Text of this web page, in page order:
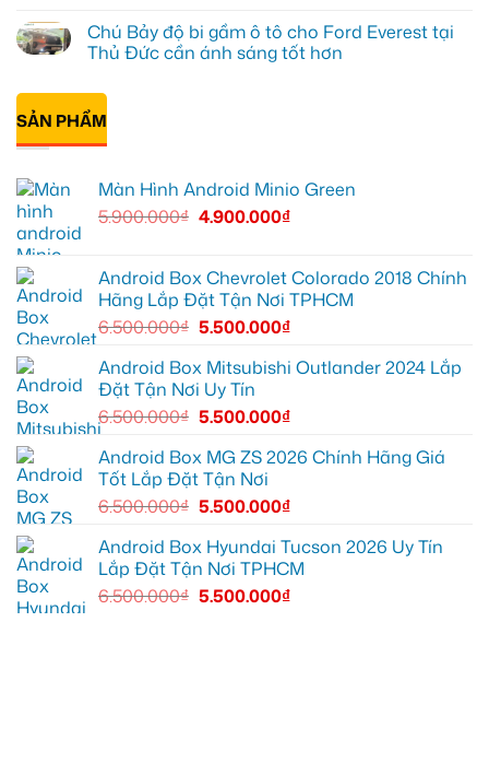
Thủ
Đức
vì
giới
hạn
cho
Honda
CR-
Quận
12
lắp
Màn
hình
Minio
Green
cho
Suzuki
Quận
tiện
ích
bình
luận
ở
Android
box
Geely
Quận
nâng
Chú Bảy độ bi gầm ô tô cho Ford Everest tại
Thủ Đức cần ánh sáng tốt hơn
có
luận
ở
Chú
Everest
tại
Thủ
cần
ánh
sáng
tốt
hơn
SẢN PHẨM
Màn Hình Android Minio Green
5.900.000₫ 4.900.000₫
Android Box Chevrolet Colorado 2018 Chính
Hãng Lắp Đặt Tận Nơi TPHCM
6.500.000₫ 5.500.000₫
Android Box Mitsubishi Outlander 2024 Lắp
Đặt Tận Nơi Uy Tín
6.500.000₫ 5.500.000₫
Android Box MG ZS 2026 Chính Hãng Giá
Tốt Lắp Đặt Tận Nơi
6.500.000₫ 5.500.000₫
Android Box Hyundai Tucson 2026 Uy Tín
Lắp Đặt Tận Nơi TPHCM
6.500.000₫ 5.500.000₫